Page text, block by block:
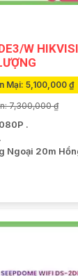
W
Mại: 5,100,000 ₫
7,300,000 ₫
.
Ngoại 20m